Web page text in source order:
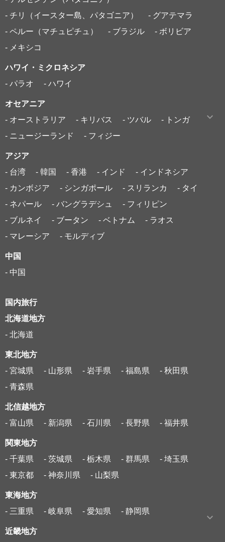
- チリ（イースター島、パタゴニア）
- グアテマラ
- ペルー（マチュピチュ）
- ブラジル
- ボリビア
- メキシコ
ハワイ・ミクロネシア
- パラオ
- ハワイ
オセアニア
- オーストラリア
- キリバス - ツバル
- トンガ
- ニュージーランド
- フィジー
アジア
- 台湾
- 韓国 - 香港 - インド
- インドネシア
- カンボジア
- シンガポール - スリランカ
- タイ
- ネパール
- バングラデシュ
- フィリピン
- ブルネイ
- ブータン - ベトナム
- ラオス
- マレーシア
- モルディブ
中国
- 中国
国内旅行
北海道地方
- 北海道
東北地方
- 宮城県
- 山形県 - 岩手県 - 福島県
- 秋田県
- 青森県
北信越地方
- 富山県
- 新潟県 - 石川県 - 長野県 - 福井県
関東地方
- 千葉県
- 茨城県 - 栃木県 - 群馬県
- 埼玉県
- 東京都
- 神奈川県 - 山梨県
東海地方
- 三重県
- 岐阜県 - 愛知県 - 静岡県
近畿地方